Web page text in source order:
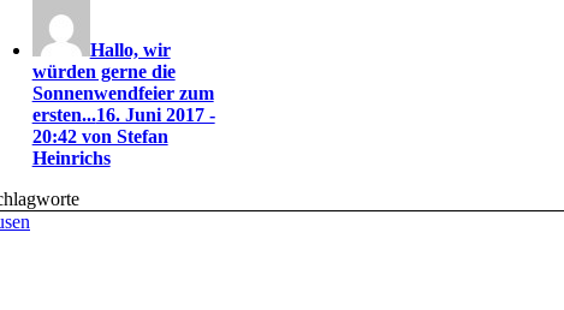
Hallo, wir
würden gerne die
Sonnenwendfeier zum
ersten...16. Juni 2017 -
20:42 von Stefan
Heinrichs